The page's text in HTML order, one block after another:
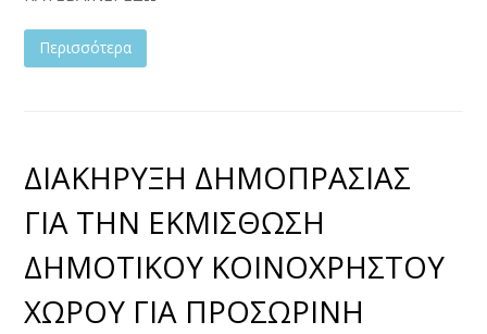
Περισσότερα
ΔΙΑΚΗΡΥΞΗ ΔΗΜΟΠΡΑΣΙΑΣ
ΓΙΑ ΤΗΝ ΕΚΜΙΣΘΩΣΗ
ΔΗΜΟΤΙΚΟΥ ΚΟΙΝΟΧΡΗΣΤΟΥ
ΧΩΡΟΥ ΓΙΑ ΠΡΟΣΩΡΙΝΗ